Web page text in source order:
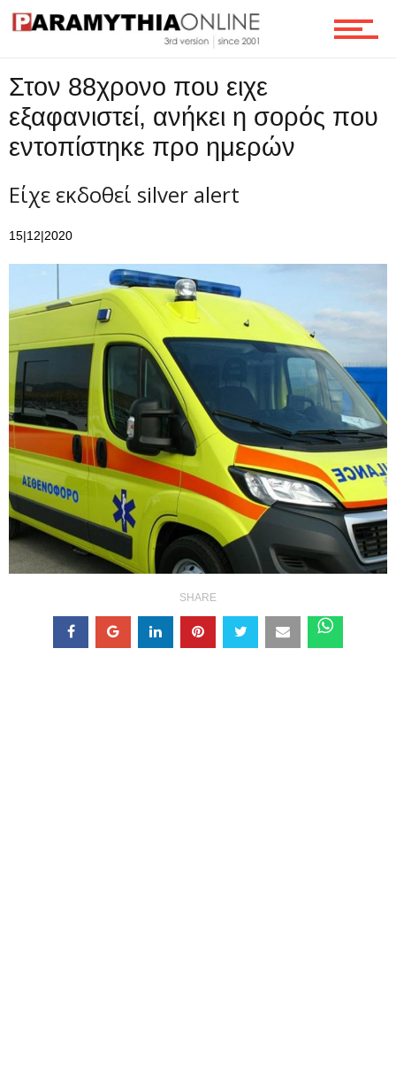
Επικοινωνία
Στον 88χρονο που ειχε
εξαφανιστεί, ανήκει η σορός που
εντοπίστηκε προ ημερών
Είχε εκδοθεί silver alert
15|12|2020
SHARE